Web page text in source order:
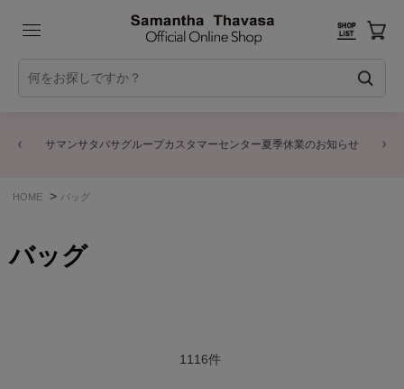
サマンサタバサグループカスタマーセンター夏季休業のお知らせ
HOME > バッグ
バッグ
1116件